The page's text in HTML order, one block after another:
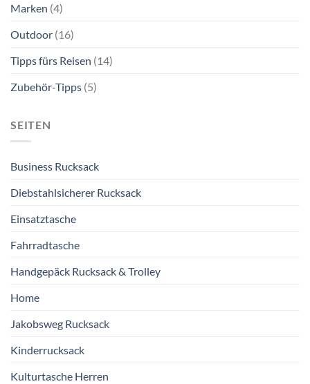
Marken (4)
Outdoor (16)
Tipps fürs Reisen (14)
Zubehör-Tipps (5)
SEITEN
Business Rucksack
Diebstahlsicherer Rucksack
Einsatztasche
Fahrradtasche
Handgepäck Rucksack & Trolley
Home
Jakobsweg Rucksack
Kinderrucksack
Kulturtasche Herren